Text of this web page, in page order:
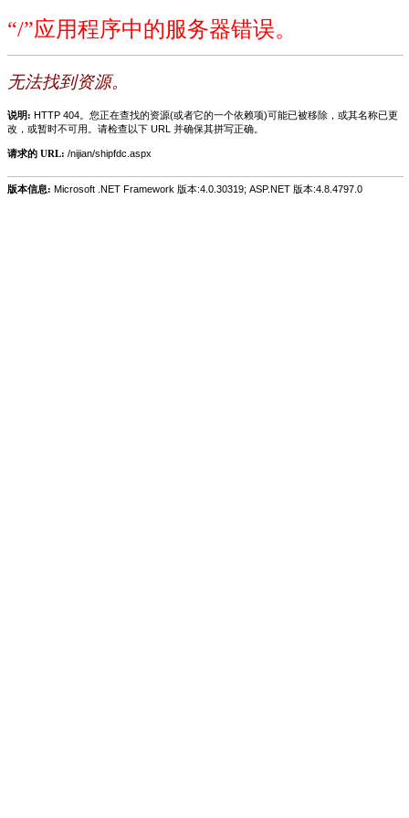
“/”应用程序中的服务器错误。
无法找到资源。
说明: HTTP 404。您正在查找的资源(或者它的一个依赖项)可能已被移除，或其名称已更
改，或暂时不可用。请检查以下 URL 并确保其拼写正确。
请求的 URL: /nijian/shipfdc.aspx
版本信息: Microsoft .NET Framework 版本:4.0.30319; ASP.NET 版本:4.8.4797.0